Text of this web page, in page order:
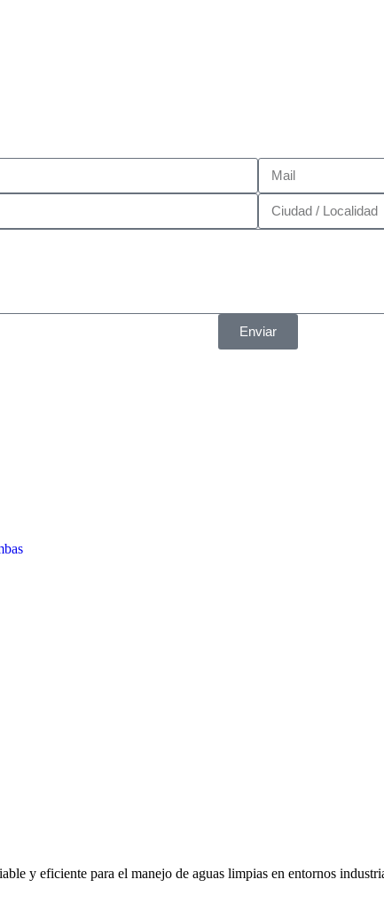
Enviar
y eficiente para el manejo de aguas limpias en entornos